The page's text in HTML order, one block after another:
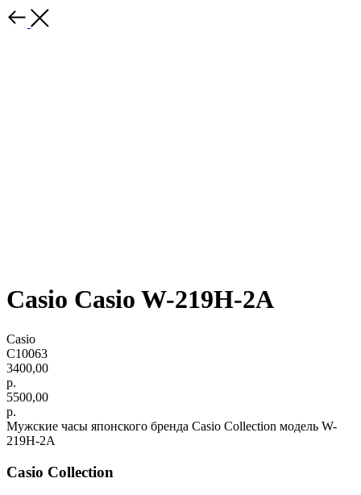
Casio Casio W-219H-2A
Casio
C10063
3400,00
р.
5500,00
р.
Мужские часы японского бренда Casio Collection модель W-
219H-2A
Casio Collection